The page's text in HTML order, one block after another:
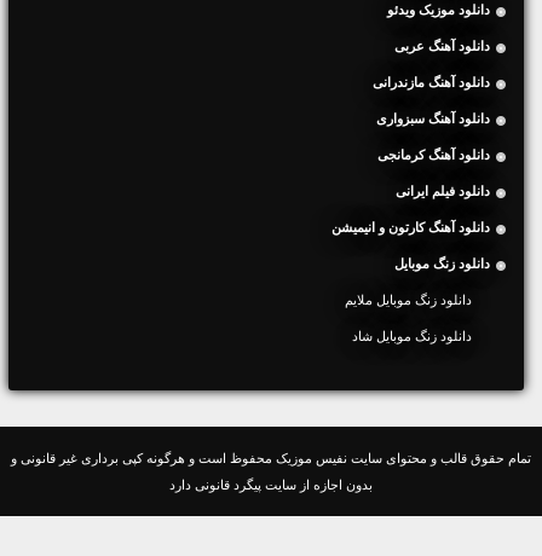
دانلود موزیک ویدئو
دانلود آهنگ عربی
دانلود آهنگ مازندرانی
دانلود آهنگ سبزواری
دانلود آهنگ کرمانجی
دانلود فیلم ایرانی
دانلود آهنگ کارتون و انیمیشن
دانلود زنگ موبایل
دانلود زنگ موبایل ملایم
دانلود زنگ موبایل شاد
تمام حقوق قالب و محتوای سایت نفیس موزیک محفوظ است و هرگونه کپی برداری غیر قانونی و
بدون اجازه از سایت پیگرد قانونی دارد